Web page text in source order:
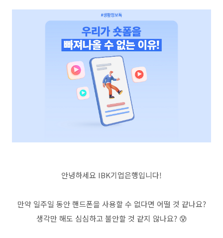
안녕하세요 IBK기업은행입니다!
만약 일주일 동안 핸드폰을 사용할 수 없다면 어떨 것 같나요?
생각만 해도 심심하고 불안할 것 같지 않나요? 😰